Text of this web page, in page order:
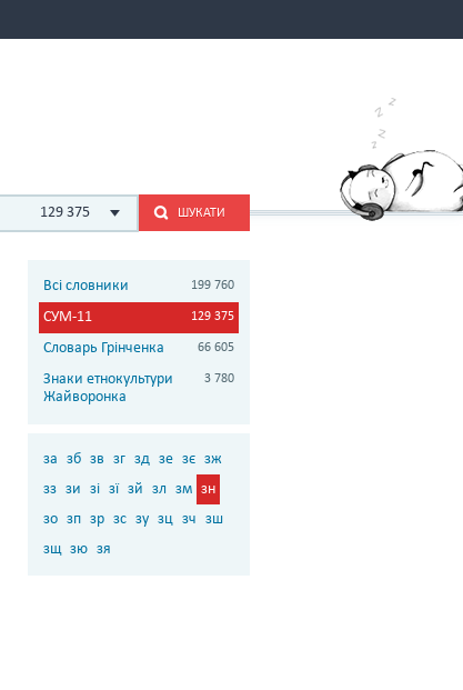
129 375 ШУКАТИ
Всі словники 199 760
СУМ-11 129 375
Словарь Грінченка 66 605
Знаки етнокультури
Жайворонка
3 780
за зб зв зг зд зе зє зж
зз зи зі зї зй зл зм зн
зо зп зр зс зу зц зч зш
зщ зю зя